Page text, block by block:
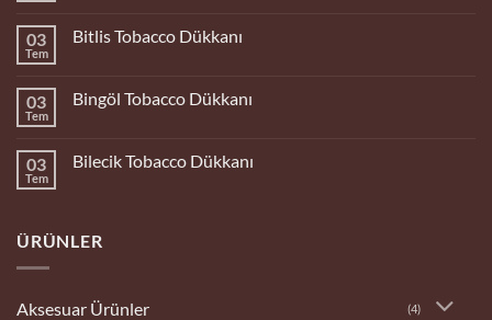
Tobacco
03
Tem
Bitlis Tobacco Dükkanı
Tobacco
03
Tem
Bingöl Tobacco Dükkanı
Tobacco
03
Tem
Bilecik Tobacco Dükkanı
Dükkanı
ÜRÜNLER
Aksesuar Ürünler (4)